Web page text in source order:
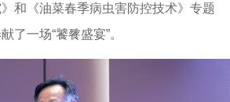
和《油菜春季病虫害防控技术》专题
了一场“饕餮盛宴”。